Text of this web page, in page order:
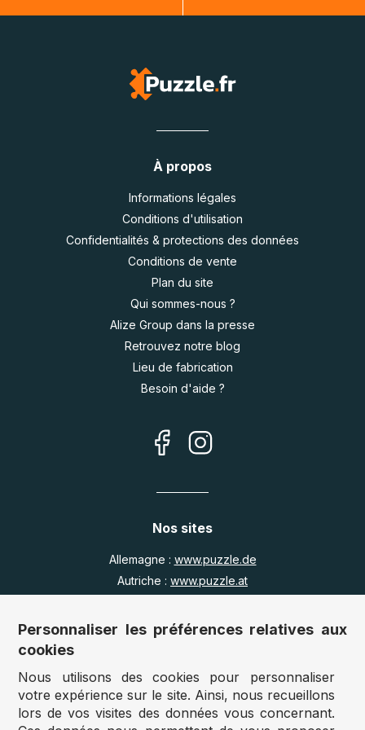
À propos
Informations légales
Conditions d'utilisation
Confidentialités & protections des données
Conditions de vente
Plan du site
Qui sommes-nous ?
Alize Group dans la presse
Retrouvez notre blog
Lieu de fabrication
Besoin d'aide ?
Nos sites
Allemagne : www.puzzle.de
Autriche : www.puzzle.at
Royaume Uni :
www.jigsawpuzzle.co.uk
Accès revendeurs / détaillants
Vous avez un magasin ?
Personnaliser les préférences relatives aux
cookies
Nous utilisons des cookies pour personnaliser
votre expérience sur le site. Ainsi, nous recueillons
lors de vos visites des données vous concernant.